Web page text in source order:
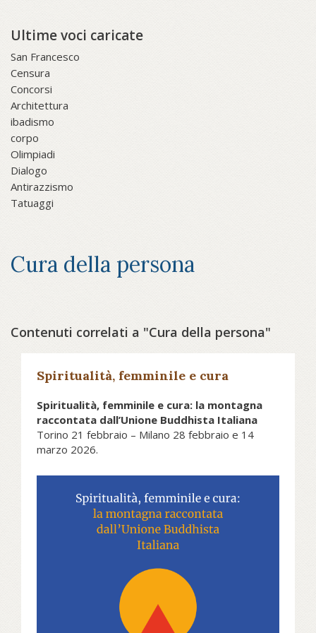
Ultime voci caricate
San Francesco
Censura
Concorsi
Architettura
ibadismo
corpo
Olimpiadi
Dialogo
Antirazzismo
Tatuaggi
Cura della persona
Contenuti correlati a "Cura della persona"
Spiritualità, femminile e cura
Spiritualità, femminile e cura: la montagna
raccontata dall’Unione Buddhista Italiana
Torino 21 febbraio – Milano 28 febbraio e 14
marzo 2026.
Iniziativa inserita nell’ambito
dell’Olimpiade Culturale di Milano
Cortina 2026
Riflettere sulla montagna con uno
sguardo ampio e consapevole che
vada oltre la narrativa comune e gli
stereotipi. È questo l’obiettivo del
ciclo di tre incontri gratuiti promossi